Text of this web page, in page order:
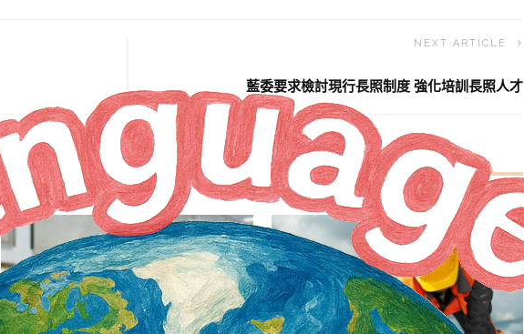
NEXT ARTICLE
藍委要求檢討現行長照制度 強化培訓長照人才